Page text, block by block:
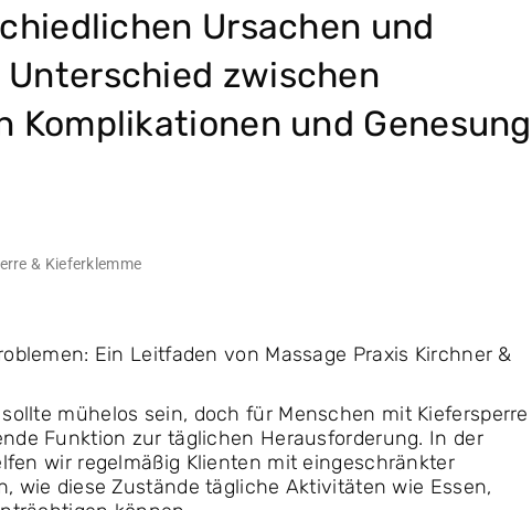
Ursachen und
zwischen
Komplikationen und Genesung
& Kieferklemme
Ein Leitfaden von Massage Praxis Kirchner &
mühelos sein, doch für Menschen mit Kiefersperre
Funktion zur täglichen Herausforderung. In der
wir regelmäßig Klienten mit eingeschränkter
wie diese Zustände tägliche Aktivitäten wie Essen,